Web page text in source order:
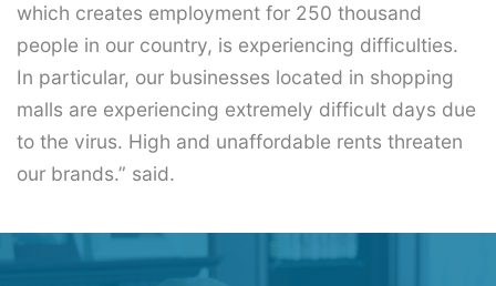
which creates employment for 250 thousand
people in our country, is experiencing difficulties.
In particular, our businesses located in shopping
malls are experiencing extremely difficult days due
to the virus. High and unaffordable rents threaten
our brands.” said.